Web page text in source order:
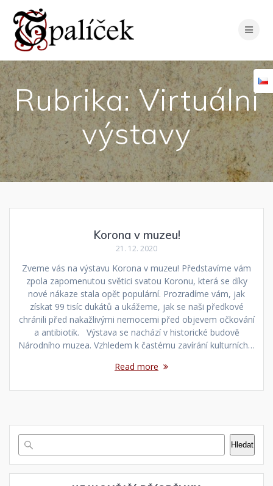
Rubrika:Virtuální
výstavy
Korona v muzeu!
21. 12. 2020
Zveme vás na výstavu Korona v muzeu! Představíme vám
zpola zapomenutou světici svatou Koronu, která se díky
nové nákaze stala opět populární. Prozradíme vám, jak
získat 99 tisíc dukátů a ukážeme, jak se naši předkové
chránili před nakažlivými nemocemi před objevem očkování
a antibiotik. Výstava se nachází v historické budově
Národního muzea. Vzhledem k častému zavírání kulturních…
Read more
Hledat